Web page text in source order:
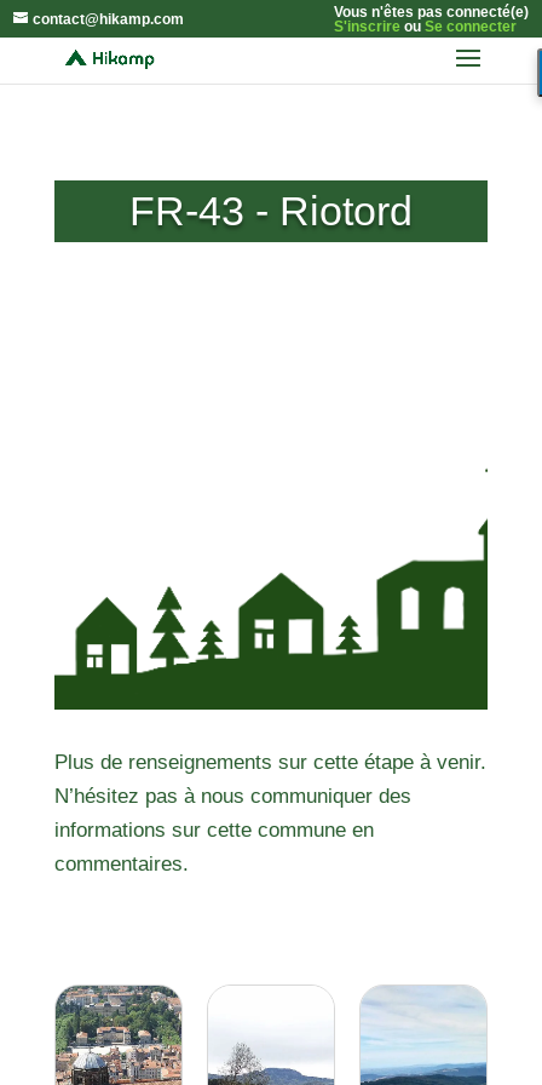
contact@hikamp.com
Vous n'êtes pas connecté(e)
S'inscrireou Se connecter
FR-43 - Riotord
Plus de renseignements sur cette étape à venir.
N’hésitez pas à nous communiquer des
informations sur cette commune en
commentaires.